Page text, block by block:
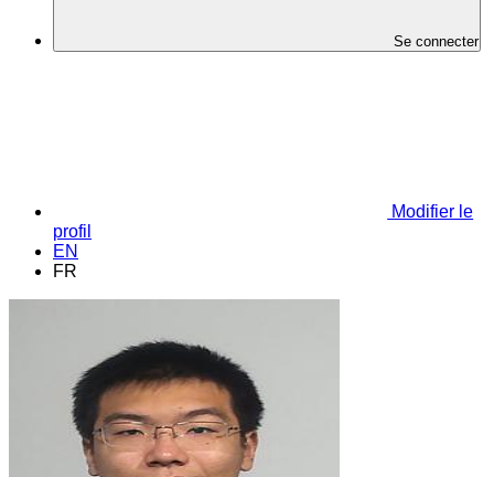
Se connecter
Modifier le
profil
EN
FR